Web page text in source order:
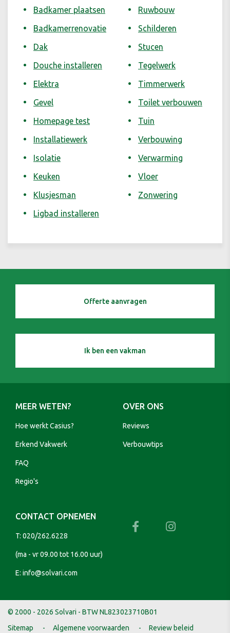
Badkamer plaatsen
Badkamerrenovatie
Dak
Douche installeren
Elektra
Gevel
Homepage test
Installatiewerk
Isolatie
Keuken
Klusjesman
Ligbad installeren
Ruwbouw
Schilderen
Stucen
Tegelwerk
Timmerwerk
Toilet verbouwen
Tuin
Verbouwing
Verwarming
Vloer
Zonwering
Offerte aanvragen
Ik ben een vakman
MEER WETEN?
Hoe werkt Casius?
Erkend Vakwerk
FAQ
Regio's
OVER ONS
Reviews
Verbouwtips
CONTACT OPNEMEN
T: 020/262.6228
(ma - vr 09.00 tot 16.00 uur)
E: info@solvari.com
© 2000 - 2026 Solvari - BTW NL823023710B01
Sitemap
Algemene voorwaarden Review beleid